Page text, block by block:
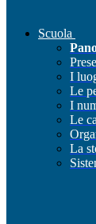
Scuola
I
Le
I
Le
La